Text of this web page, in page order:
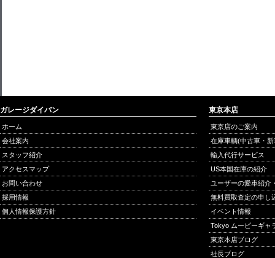
ガレージダイバン
ホーム
会社案内
スタッフ紹介
アクセスマップ
お問い合わせ
採用情報
個人情報保護方針
東京本店
東京店のご案内
在庫車輌(中古車・
輸入代行サービス
US本国在庫の紹介
ユーザーの愛車紹介
無料買取査定の申し
イベント情報
Tokyo ムービーギャ
東京本店ブログ
社長ブログ